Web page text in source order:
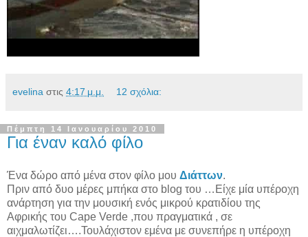
evelina στις 4:17 μ.μ. 12 σχόλια:
Πέμπτη 14 Ιανουαρίου 2010
Για έναν καλό φίλο
Ένα δώρο από μένα στον φίλο μου Διάττων.
Πριν από δυο μέρες μπήκα στο blog του …Είχε μία υπέροχη
ανάρτηση για την μουσική ενός μικρού κρατιδίου της
Αφρικής του Cape Verde ,που πραγματικά , σε
αιχμαλωτίζει….Τουλάχιστον εμένα με συνεπήρε η υπέροχη